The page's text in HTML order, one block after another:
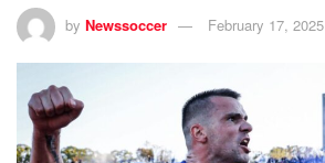
by Newssoccer February 17, 2025